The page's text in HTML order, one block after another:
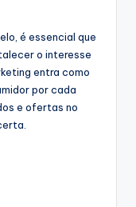
é essencial que
o interesse
entra como
por cada
e ofertas no